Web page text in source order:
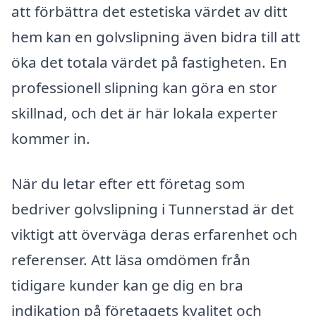
att förbättra det estetiska värdet av ditt
hem kan en golvslipning även bidra till att
öka det totala värdet på fastigheten. En
professionell slipning kan göra en stor
skillnad, och det är här lokala experter
kommer in.
När du letar efter ett företag som
bedriver golvslipning i Tunnerstad är det
viktigt att överväga deras erfarenhet och
referenser. Att läsa omdömen från
tidigare kunder kan ge dig en bra
indikation på företagets kvalitet och